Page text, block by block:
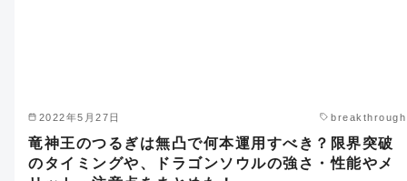
2022年5月27日 breakthrough
竜神王のつるぎは無凸で何本運用すべき？限界突破
のタイミングや、ドラゴンソウルの強さ・性能やメ